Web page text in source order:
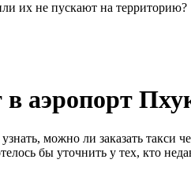
их не пускают на территорию?
аэропорт
можно ли заказать
бы уточнить у тех, кто